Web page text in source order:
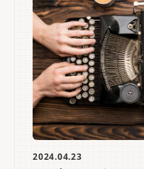
2024.04.23